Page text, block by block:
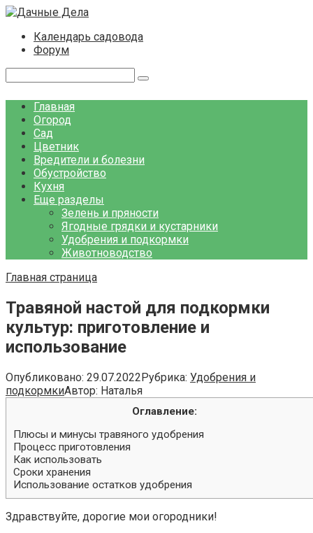
Перейти
контентуКалендарь садовода
Форум
Главная
Огород
Сад
Цветник
Вредители и болезни
Обустройство
Кухня
Еще разделы
Зелень и пряности
Ягодные грядки и кустарники
Удобрения и подкормки
Животноводство
Главная страница
Травяной настой для подкормки
культур: приготовление и
использование
Опубликовано: 29.07.2022Рубрика: Удобрения и
подкормкиАвтор: Наталья
Оглавление:
Плюсы и минусы травяного удобрения
Процесс приготовления
Как использовать
Сроки хранения
Использование остатков удобрения
Здравствуйте, дорогие мои огородники!